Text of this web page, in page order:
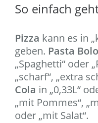
So einfach
Pizza kann es in
geben. Pasta
„Spaghetti“ oder
„scharf“, „extra
Cola in „0,33L“
„mit Pommes“,
oder „mit Salat“.